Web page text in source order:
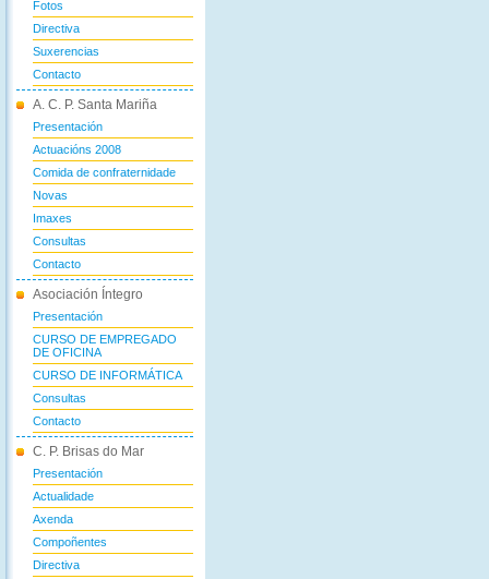
Fotos
Directiva
Suxerencias
Contacto
A. C. P. Santa Mariña
Presentación
Actuacións 2008
Comida de confraternidade
Novas
Imaxes
Consultas
Contacto
Asociación Íntegro
Presentación
CURSO DE EMPREGADO
DE OFICINA
CURSO DE INFORMÁTICA
Consultas
Contacto
C. P. Brisas do Mar
Presentación
Actualidade
Axenda
Compoñentes
Directiva